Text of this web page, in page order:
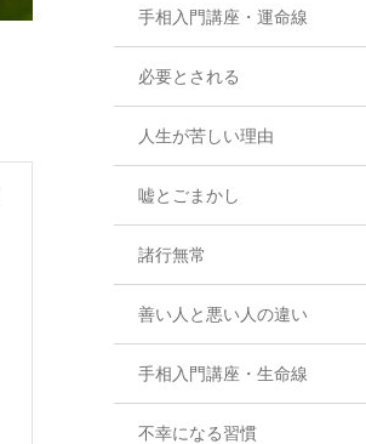
手相入門講座・運命線
必要とされる
人生が苦しい理由
嘘とごまかし
諸行無常
善い人と悪い人の違い
手相入門講座・生命線
不幸になる習慣